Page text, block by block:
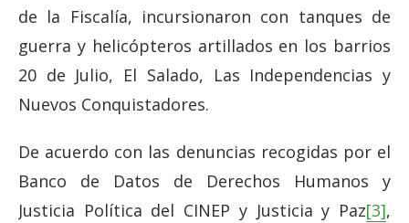
de la Fiscalía, incursionaron con tanques de
guerra y helicópteros artillados en los barrios
20 de Julio, El Salado, Las Independencias y
Nuevos Conquistadores.
De acuerdo con las denuncias recogidas por el
Banco de Datos de Derechos Humanos y
Justicia Política del CINEP y Justicia y Paz[3],